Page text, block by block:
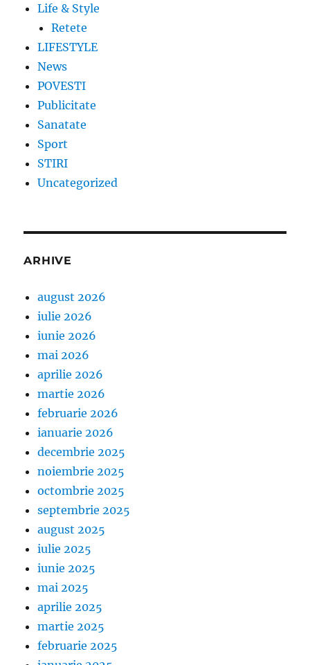
Life & Style
Retete
LIFESTYLE
News
POVESTI
Publicitate
Sanatate
Sport
STIRI
Uncategorized
ARHIVE
august 2026
iulie 2026
iunie 2026
mai 2026
aprilie 2026
martie 2026
februarie 2026
ianuarie 2026
decembrie 2025
noiembrie 2025
octombrie 2025
septembrie 2025
august 2025
iulie 2025
iunie 2025
mai 2025
aprilie 2025
martie 2025
februarie 2025